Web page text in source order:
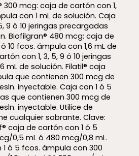
300 mcg: caja de cartón con 1,
con 1 mL de solución. Caja
9 ó 10 jeringas precargadas
Biofilgran® 480 mcg: caja de
10 fcos. ámpula con 1,6 mL de
con 1, 3, 5, 9 ó 10 jeringas
mL de solución. Filatil® caja
que contienen 300 mcg de
inyectable. Caja con 1 ó 5
que contienen 300 mcg de
inyectable. Utilice de
cualquier sobrante. Clave:
caja de cartón con 1 ó 5
0,5 mL ó 480 mcg/0,8 mL.
ó 5 fcos. ámpula con 300